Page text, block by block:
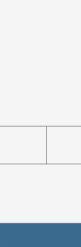
Это